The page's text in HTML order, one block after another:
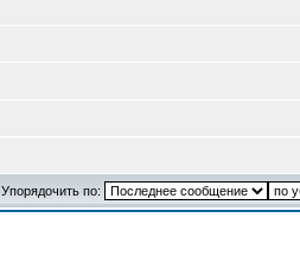
Упорядочить по: